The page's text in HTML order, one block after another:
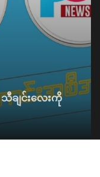
ချင်းလေးကို